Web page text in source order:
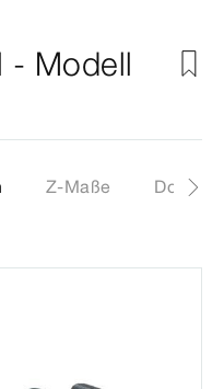
- Modell
Z-Maße